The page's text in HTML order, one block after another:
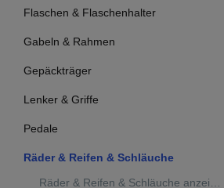
Flaschen & Flaschenhalter
Gabeln & Rahmen
Gepäckträger
Lenker & Griffe
Pedale
Räder & Reifen & Schläuche